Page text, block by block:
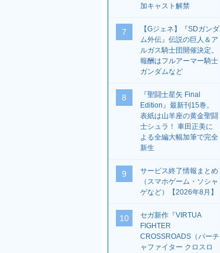
加キャスト解禁
7
【Gジェネ】『SDガンダ
ム外伝』伝説の巨人＆ア
ルガス騎士団開催決定。
報酬はフルアーマー騎士
ガンダムなど
8
『聖闘士星矢 Final
Edition』最新刊15巻。
表紙は山羊座の黄金聖闘
士シュラ！ 車田正美に
よる全編大幅加筆で完全
新生
9
サービス終了情報まとめ
（スマホゲーム・ソシャ
ゲなど）【2026年8月】
10
セガ新作『VIRTUA
FIGHTER
CROSSROADS（バーチ
ャファイター クロスロ